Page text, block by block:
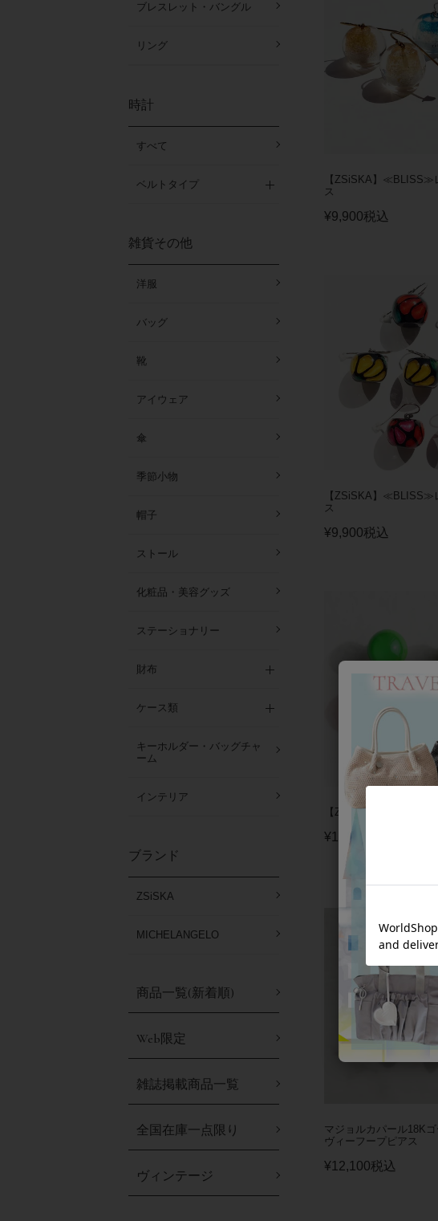
ブレスレット・バングル
リング
時計
すべて
ベルトタイプ
雑貨その他
洋服
バッグ
靴
アイウェア
傘
季節小物
帽子
ストール
化粧品・美容グッズ
ステーショナリー
財布
ケース類
キーホルダー・バッグチャ
ーム
インテリア
ブランド
ZSiSKA
MICHELANGELO
商品一覧(新着順)
Web限定
雑誌掲載商品一覧
全国在庫一点限り
ヴィンテージ
【ZSiSKA】≪BLISS≫
ス
¥9,900税込
【ZSiSKA】≪BLISS≫
ス
¥9,900税込
【ZSiSKA】≪BOLAS≫
¥12,100
マジョルカパール18K
ヴィーフープピアス
¥12,100税込